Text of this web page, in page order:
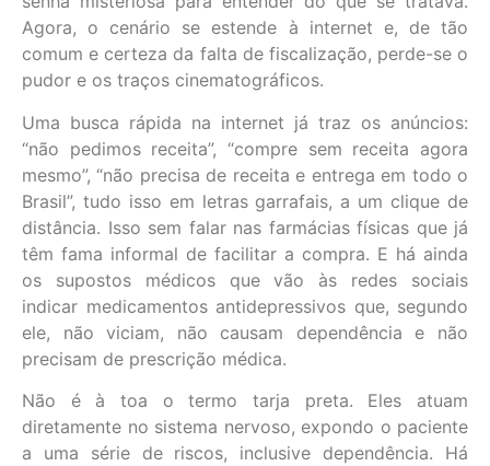
Agora, o cenário se estende à internet e, de tão
comum e certeza da falta de fiscalização, perde-se o
pudor e os traços cinematográficos.
Uma busca rápida na internet já traz os anúncios:
“não pedimos receita”, “compre sem receita agora
mesmo”, “não precisa de receita e entrega em todo o
Brasil”, tudo isso em letras garrafais, a um clique de
distância. Isso sem falar nas farmácias físicas que já
têm fama informal de facilitar a compra. E há ainda
os supostos médicos que vão às redes sociais
indicar medicamentos antidepressivos que, segundo
ele, não viciam, não causam dependência e não
precisam de prescrição médica.
Não é à toa o termo tarja preta. Eles atuam
diretamente no sistema nervoso, expondo o paciente
a uma série de riscos, inclusive dependência. Há